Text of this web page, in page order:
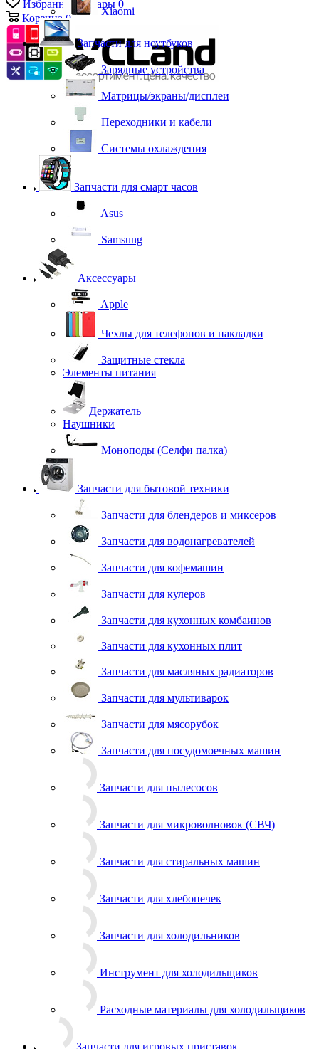
Избранные товары 0
Корзина 0
Xiaomi
Запчасти для ноутбуков
Зарядные устройства
Матрицы/экраны/дисплеи
Переходники и кабели
Системы охлаждения
Запчасти для смарт часов
Asus
Samsung
Аксессуары
Apple
Чехлы для телефонов и накладки
Защитные стекла
Элементы питания
Держатель
Наушники
Моноподы (Селфи палка)
Запчасти для бытовой техники
Запчасти для блендеров и миксеров
Запчасти для водонагревателей
Запчасти для кофемашин
Запчасти для кулеров
Запчасти для кухонных комбаинов
Запчасти для кухонных плит
Запчасти для масляных радиаторов
Запчасти для мультиварок
Запчасти для мясорубок
Запчасти для посудомоечных машин
Запчасти для стиральных машин
Запчасти для хлебопечек
Запчасти для игровых приставок